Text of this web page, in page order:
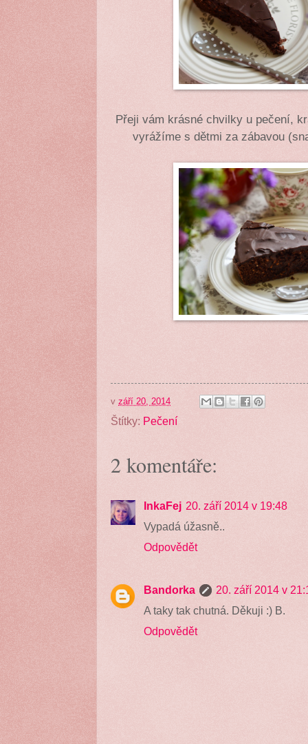
Přeji vám krásné chvilky u pečení,
vyrážíme s dětmi za zábavou
v září 20, 2014
Štítky: Pečení
2 komentáře:
InkaFej 20. září 2014 v 19:48
Vypadá úžasně..
Odpovědět
Bandorka
20. září 2014 v
A taky tak chutná. Děkuji :) B.
Odpovědět